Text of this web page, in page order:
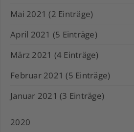
Mai 2021 (2 Einträge)
April 2021 (5 Einträge)
März 2021 (4 Einträge)
Februar 2021 (5 Einträge)
Januar 2021 (3 Einträge)
2020